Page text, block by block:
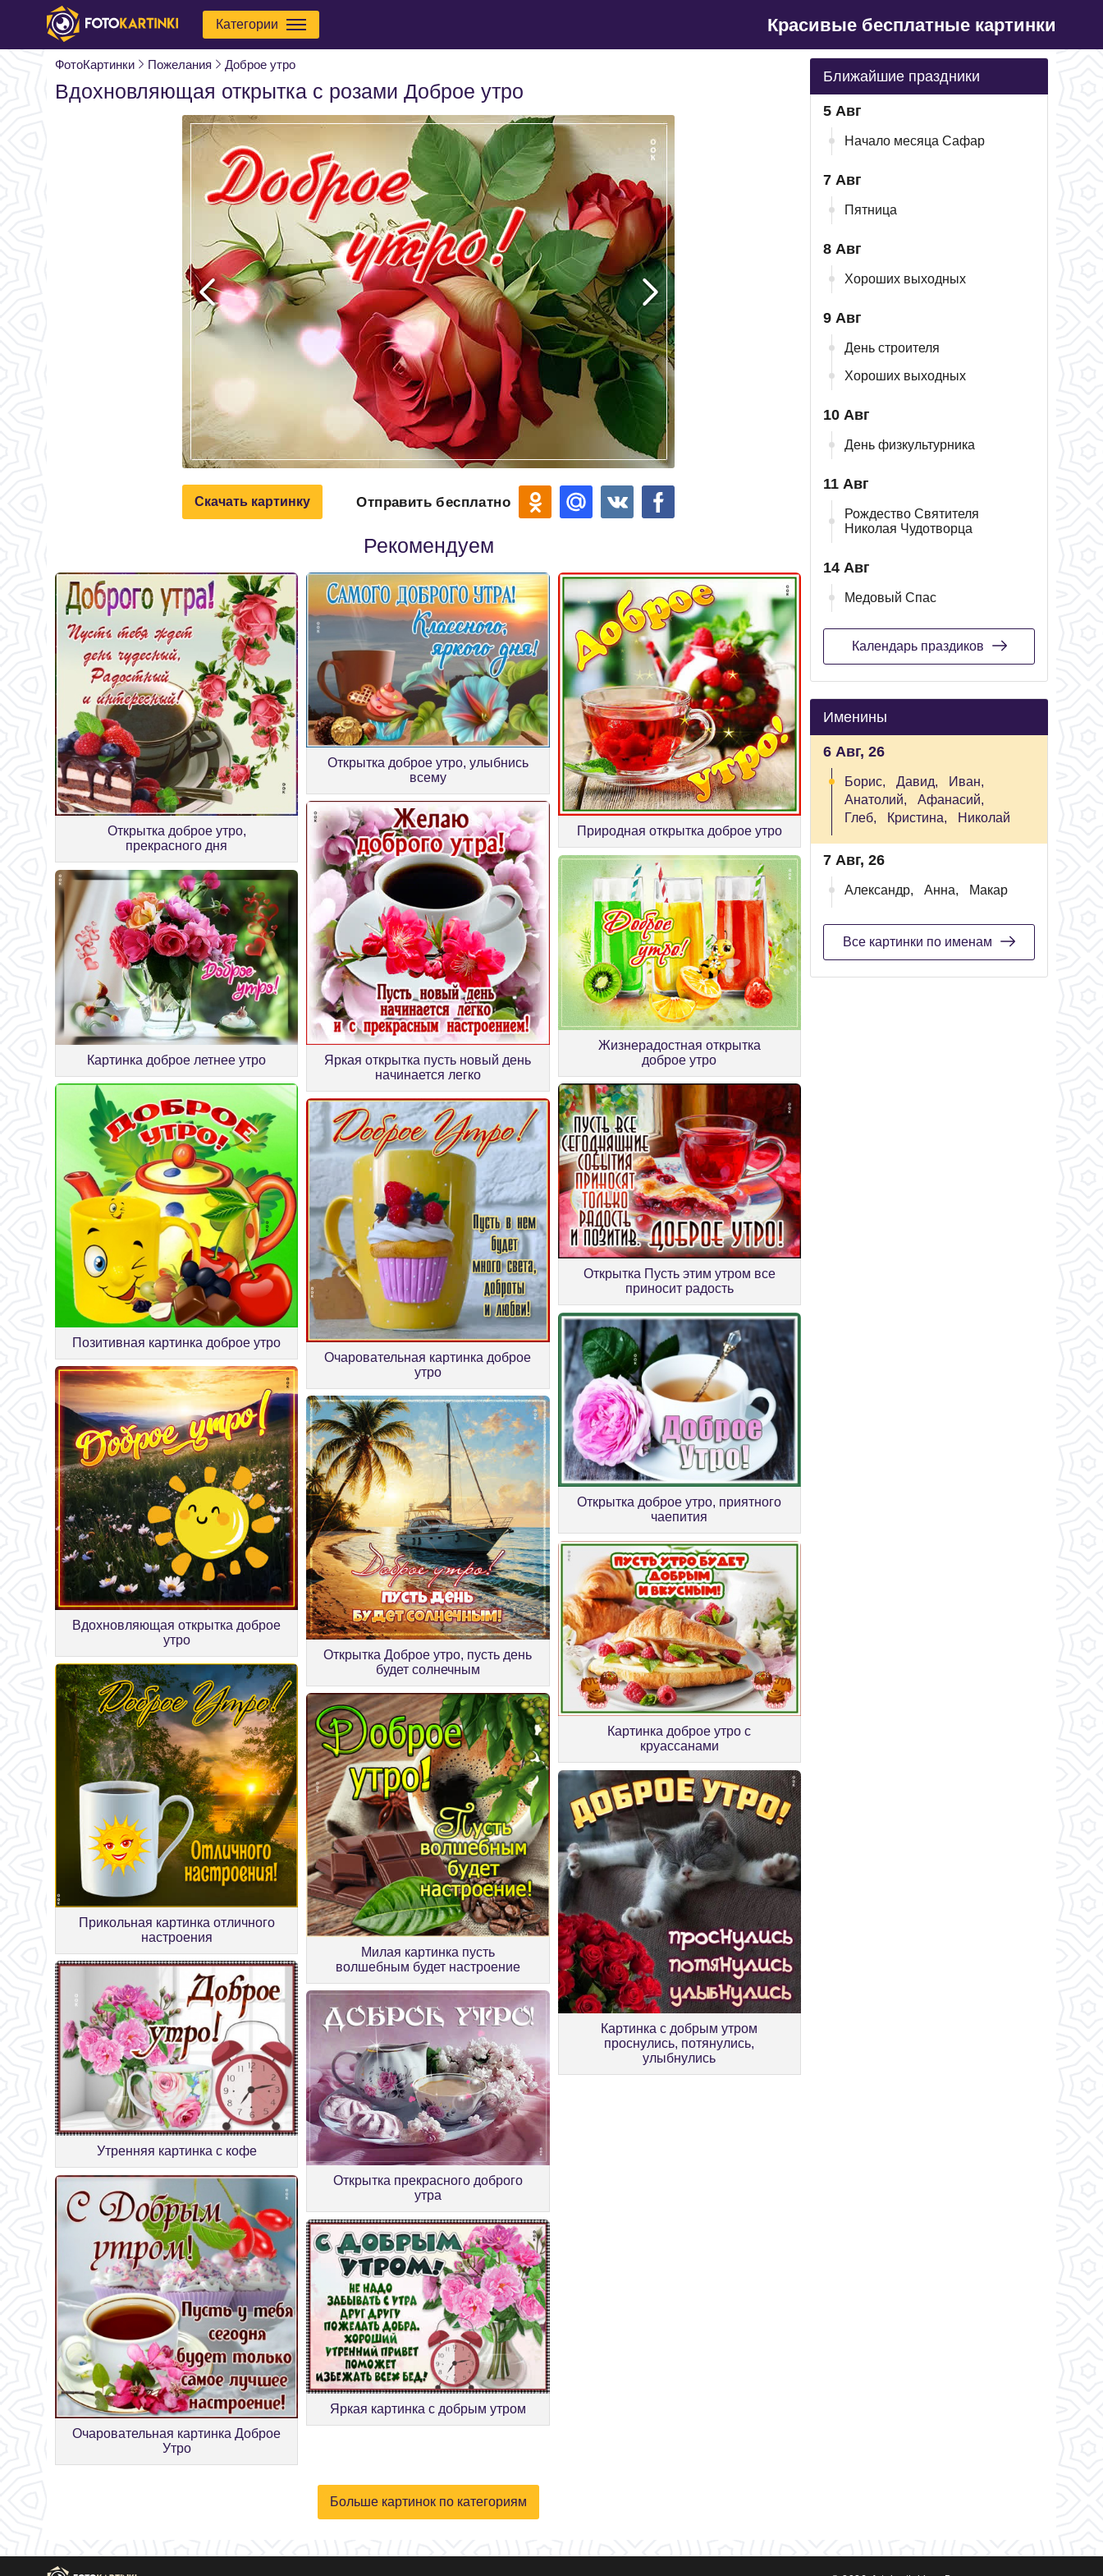
Категории Красивые бесплатные картинки
ФотоКартинки Пожелания Доброе утро
Вдохновляющая открытка с розами Доброе утро
Скачать картинку Отправить бесплатно
Рекомендуем
Открытка доброе утро,
прекрасного дня
Открытка доброе утро, улыбнись
всему
Природная открытка доброе утро
Картинка доброе летнее утро
Яркая открытка пусть новый день
начинается легко
Жизнерадостная открытка
доброе утро
Позитивная картинка доброе утро
Очаровательная картинка доброе
утро
Открытка Пусть этим утром все
приносит радость
Вдохновляющая открытка доброе
утро
Открытка Доброе утро, пусть день
будет солнечным
Открытка доброе утро, приятного
чаепития
Прикольная картинка отличного
настроения
Милая картинка пусть
волшебным будет настроение
Картинка доброе утро с
круассанами
Утренняя картинка с кофе
Открытка прекрасного доброго
утра
Картинка с добрым утром
проснулись, потянулись,
улыбнулись
Очаровательная картинка Доброе
Утро
Яркая картинка с добрым утром
Больше картинок по категориям
Ближайшие праздники
5 Авг
Начало месяца Сафар
7 Авг
Пятница
8 Авг
Хороших выходных
9 Авг
День строителя
Хороших выходных
10 Авг
День физкультурника
11 Авг
Рождество Святителя
Николая Чудотворца
14 Авг
Медовый Спас
Календарь праздиков
Именины
6 Авг, 26
Борис, Давид,
Иван,
Анатолий,
Афанасий,
Глеб,
Кристина, Николай
7 Авг, 26
Александр, Анна, Макар
Все картинки по именам